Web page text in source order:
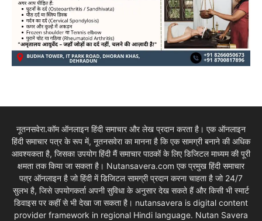
नूतनसवेरा.कॉम ऑनलाइन हिंदी समाचार और लेख प्रदान करता है। एक ऑनलाइन
हिंदी समाचार पत्र के रूप में, नूतनसवेरा का मानना है कि एक सामग्री बनाने की अधिक
आवश्यकता है, जिसका उपयोग हिंदी मैं समाचार पाठकों के लिए डिजिटल माध्यम की पूरी
क्षमता तक किया जा सकता है। Nutansavera.com एक प्रमुख हिंदी समाचार
पत्र ऑनलाइन है जो हिंदी में डिजिटल सामग्री प्रदान करना चाहता है जो 24/7
सुलभ है, जिसे उपयोगकर्ता अपनी सुविधा के अनुसार देख सकते हैं और किसी भी स्मार्ट
डिवाइस पर कहीं से भी देखा जा सकता है। nutansavera is digital content
provider framework in regional Hindi language. Nutan Savera